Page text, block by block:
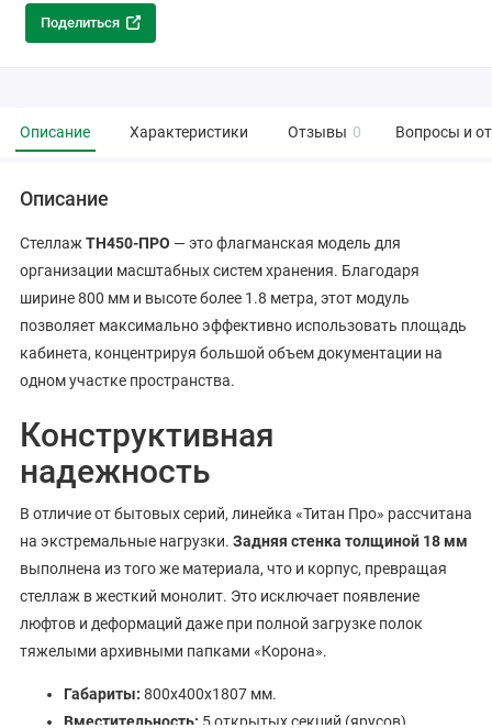
Поделиться
Описание Характеристики Отзывы 0 Вопросы и
Описание
Стеллаж ТН450-ПРО — это флагманская модель для
организации масштабных систем хранения. Благодаря
ширине 800 мм и высоте более 1.8 метра, этот модуль
позволяет максимально эффективно использовать площадь
кабинета, концентрируя большой объем документации на
одном участке пространства.
Конструктивная
надежность
В отличие от бытовых серий, линейка «Титан Про» рассчитана
на экстремальные нагрузки. Задняя стенка толщиной 18 мм
выполнена из того же материала, что и корпус, превращая
стеллаж в жесткий монолит. Это исключает появление
люфтов и деформаций даже при полной загрузке полок
тяжелыми архивными папками «Корона».
Габариты: 800х400х1807 мм.
Вместительность: 5 открытых секций (ярусов).